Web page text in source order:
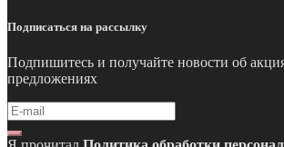
Подписаться на рассылку
Подпишитесь и получайте новости об
предложениях